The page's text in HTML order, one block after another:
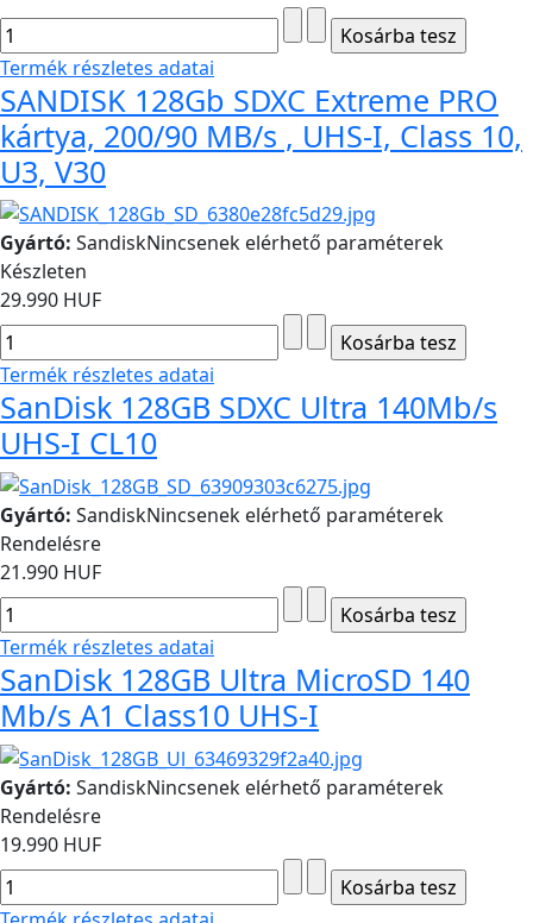
Termék részletes adatai
SANDISK 128Gb SDXC Extreme PRO
kártya, 200/90 MB/s , UHS-I, Class 10,
U3, V30
Gyártó: SandiskNincsenek elérhető paraméterek
Készleten
29.990 HUF
Termék részletes adatai
SanDisk 128GB SDXC Ultra 140Mb/s
UHS-I CL10
Gyártó: SandiskNincsenek elérhető paraméterek
Rendelésre
21.990 HUF
Termék részletes adatai
SanDisk 128GB Ultra MicroSD 140
Mb/s A1 Class10 UHS-I
Gyártó: SandiskNincsenek elérhető paraméterek
Rendelésre
19.990 HUF